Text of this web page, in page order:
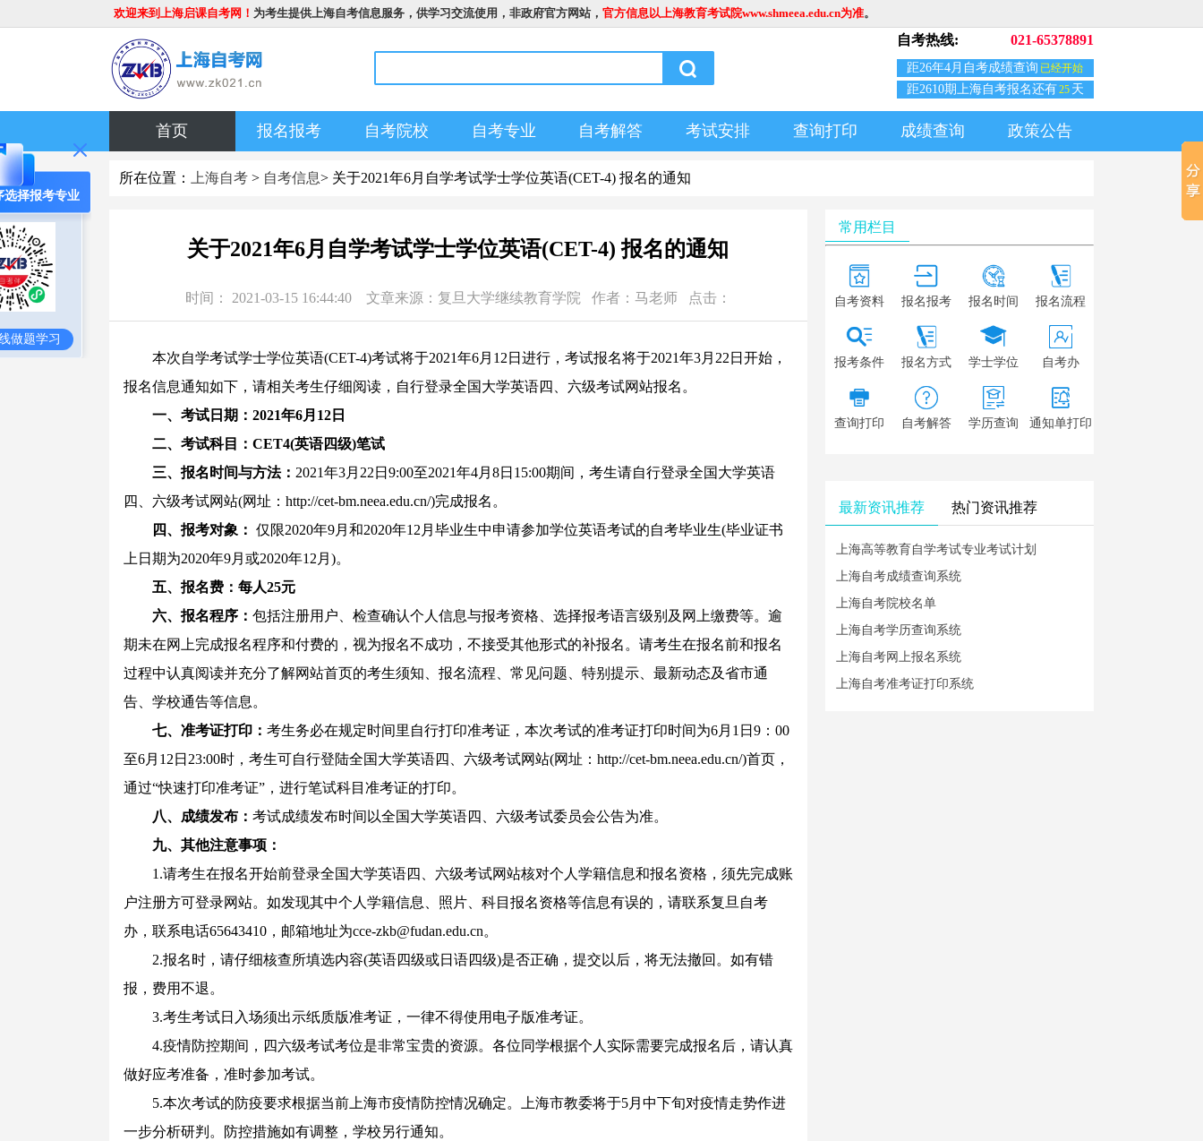
欢迎来到上海启课自考网！ 为考生提供上海自考信息服务，供学习交流使用，非政府官方网站， 官方信息以上海教育考试院www.shmeea.edu.cn为准。
自考热线: 021-65378891
距26年4月自考成绩查询 已经开始
距2610期上海自考报名还有25 天
首页 报名报考 自考院校 自考专业 自考解答 考试安排 查询打印 成绩查询 政策公告
所在位置： 上海自考 > 自考信息> 关于2021年6月自学考试学士学位英语(CET-4) 报名的通知
关于2021年6月自学考试学士学位英语(CET-4) 报名的通知
时间： 2021-03-15 16:44:40 文章来源：复旦大学继续教育学院 作者：马老师 点击：
本次自学考试学士学位英语(CET-4)考试将于2021年6月12日进行，考试报名将于2021年3月22日开始，
报名信息通知如下，请相关考生仔细阅读，自行登录全国大学英语四、六级考试网站报名。
一、考试日期：2021年6月12日
二、考试科目：CET4(英语四级)笔试
三、报名时间与方法： 2021年3月22日9:00至2021年4月8日15:00期间，考生请自行登录全国大学英语
四、六级考试网站(网址：http://cet-bm.neea.edu.cn/)完成报名。
四、报考对象： 仅限2020年9月和2020年12月毕业生中申请参加学位英语考试的自考毕业生(毕业证书
上日期为2020年9月或2020年12月)。
五、报名费：每人25元
六、报名程序： 包括注册用户、检查确认个人信息与报考资格、选择报考语言级别及网上缴费等。逾
期未在网上完成报名程序和付费的，视为报名不成功，不接受其他形式的补报名。请考生在报名前和报名
过程中认真阅读并充分了解网站首页的考生须知、报名流程、常见问题、特别提示、最新动态及省市通
告、学校通告等信息。
七、准考证打印： 考生务必在规定时间里自行打印准考证，本次考试的准考证打印时间为6月1日9：00
至6月12日23:00时，考生可自行登陆全国大学英语四、六级考试网站(网址：http://cet-bm.neea.edu.cn/)首页，
通过“快速打印准考证”，进行笔试科目准考证的打印。
八、成绩发布： 考试成绩发布时间以全国大学英语四、六级考试委员会公告为准。
九、其他注意事项：
1.请考生在报名开始前登录全国大学英语四、六级考试网站核对个人学籍信息和报名资格，须先完成账
户注册方可登录网站。如发现其中个人学籍信息、照片、科目报名资格等信息有误的，请联系复旦自考
办，联系电话65643410，邮箱地址为cce-zkb@fudan.edu.cn。
2.报名时，请仔细核查所填选内容(英语四级或日语四级)是否正确，提交以后，将无法撤回。如有错
报，费用不退。
3.考生考试日入场须出示纸质版准考证，一律不得使用电子版准考证。
4.疫情防控期间，四六级考试考位是非常宝贵的资源。各位同学根据个人实际需要完成报名后，请认真
做好应考准备，准时参加考试。
5.本次考试的防疫要求根据当前上海市疫情防控情况确定。上海市教委将于5月中下旬对疫情走势作进
一步分析研判。防控措施如有调整，学校另行通知。
常用栏目
自考资料 报名报考 报名时间 报名流程
报考条件 报名方式 学士学位 自考办
查询打印 自考解答 学历查询 通知单打印
最新资讯推荐 热门资讯推荐
上海高等教育自学考试专业考试计划
上海自考成绩查询系统
上海自考院校名单
上海自考学历查询系统
上海自考网上报名系统
上海自考准考证打印系统
选择报考专业
做题学习